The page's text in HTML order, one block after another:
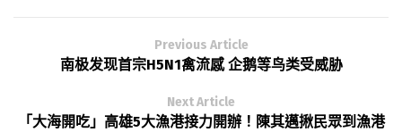
Previous Article
南极发现首宗H5N1禽流感 企鹅等鸟类受威胁
Next Article
「大海開吃」高雄5大漁港接力開辦！陳其邁揪民眾到漁港